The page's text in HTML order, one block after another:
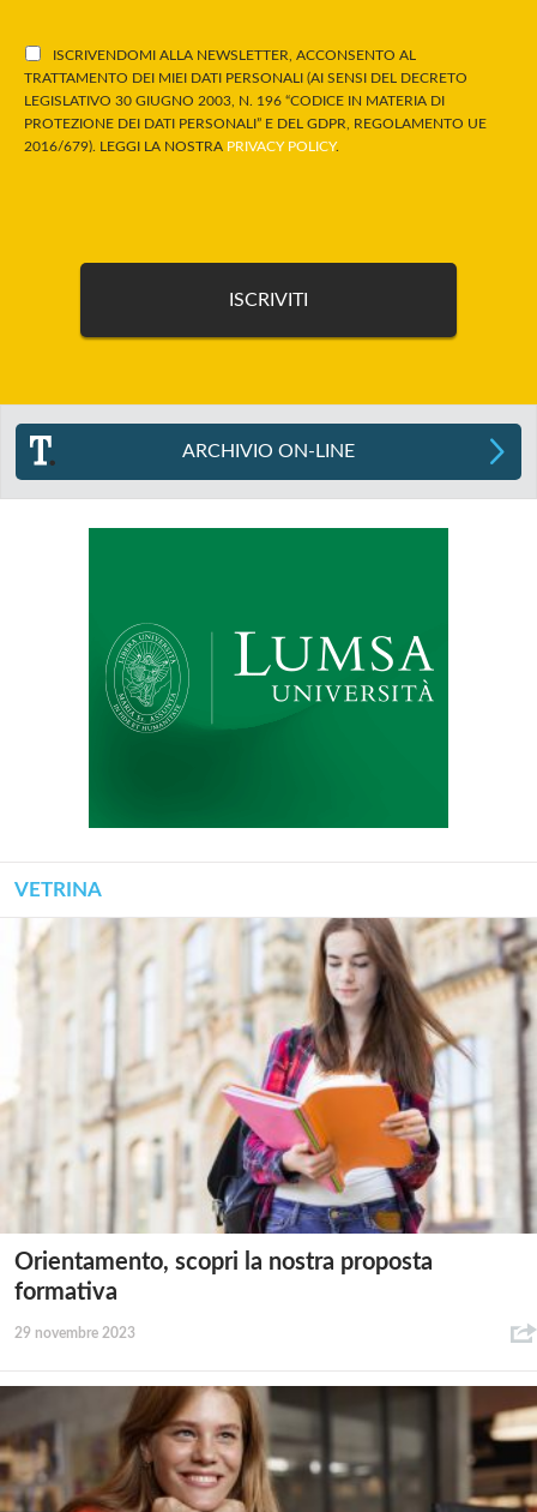
ISCRIVENDOMI ALLA NEWSLETTER, ACCONSENTO AL
TRATTAMENTO DEI MIEI DATI PERSONALI (AI SENSI DEL DECRETO
LEGISLATIVO 30 GIUGNO 2003, N. 196 “CODICE IN MATERIA DI
PROTEZIONE DEI DATI PERSONALI” E DEL GDPR, REGOLAMENTO UE
2016/679). LEGGI LA NOSTRA PRIVACY POLICY.
ARCHIVIO ON-LINE
VETRINA
Orientamento, scopri la nostra proposta
formativa
29 novembre 2023